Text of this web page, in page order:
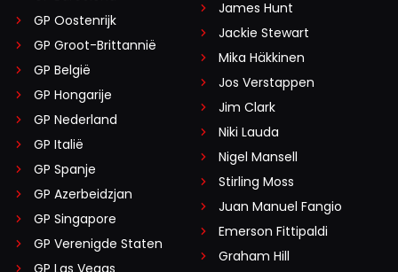
GP Oostenrijk
GP Groot-Brittannië
GP België
GP Hongarije
GP Nederland
GP Italië
GP Spanje
GP Azerbeidzjan
GP Singapore
GP Verenigde Staten
GP Las Vegas
James Hunt
Jackie Stewart
Mika Häkkinen
Jos Verstappen
Jim Clark
Niki Lauda
Nigel Mansell
Stirling Moss
Juan Manuel Fangio
Emerson Fittipaldi
Graham Hill